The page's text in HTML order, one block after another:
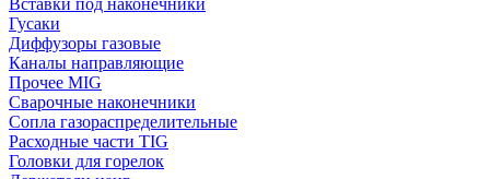
Вставки под наконечники
Гусаки
Диффузоры газовые
Каналы направляющие
Прочее MIG
Сварочные наконечники
Сопла газораспределительные
Расходные части TIG
Головки для горелок